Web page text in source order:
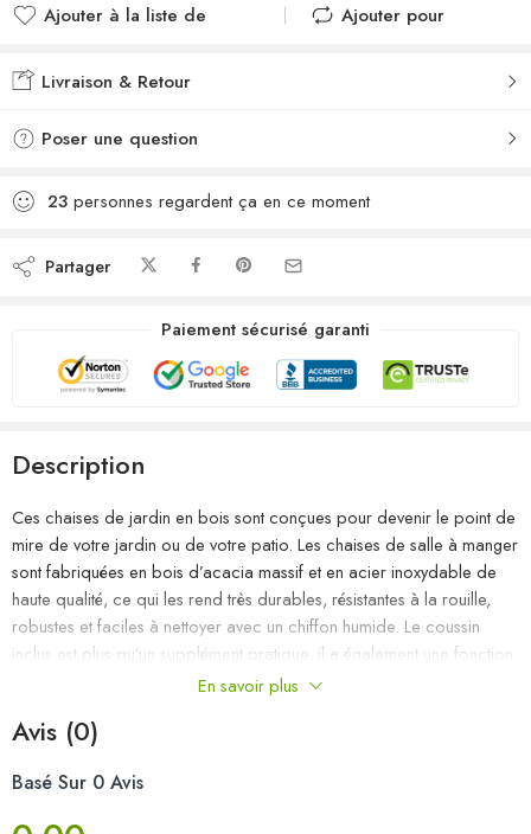
Ajouter à la liste de
Ajouté à la liste de
Ajouter pour
Livraison & Retour
Poser une question
23 personnes regardent ça en ce moment
Partager
Paiement sécurisé garanti
Description
Ces chaises de jardin en bois sont conçues pour devenir le point de
mire de votre jardin ou de votre patio. Les chaises de salle à manger
sont fabriquées en bois d’acacia massif et en acier inoxydable de
haute qualité, ce qui les rend très durables, résistantes à la rouille,
robustes et faciles à nettoyer avec un chiffon humide. Le coussin
inclus est plus qu’un supplément pratique, il a également une fonction
décorative. Asseyez-vous pour un délicieux dîner en plein air ou
classique de chaises de jardin. Remarque : afin de prolonger la
de les nettoyer régulièrement et de ne pas les laisser à l’extérieur sans
En savoir plus
Avis (0)
Basé Sur 0 Avis